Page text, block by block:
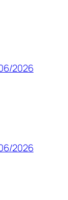
2026
2026